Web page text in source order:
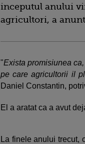
inceputul anului
agricultori, a
"Exista promisiunea
pe care agricultorii il
Daniel Constantin,
El a aratat ca a avut
La finele anului trecut,